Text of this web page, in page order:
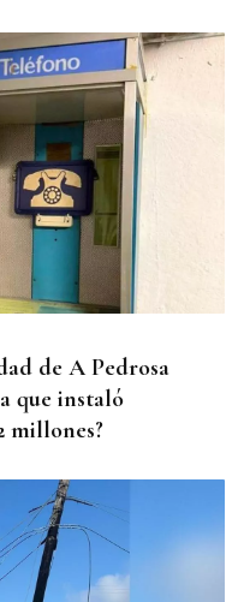
de A Pedrosa
que instaló
millones?